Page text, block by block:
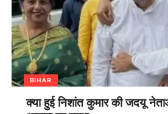
BIHAR
क्या हुई निशांत कुमार की जदयू